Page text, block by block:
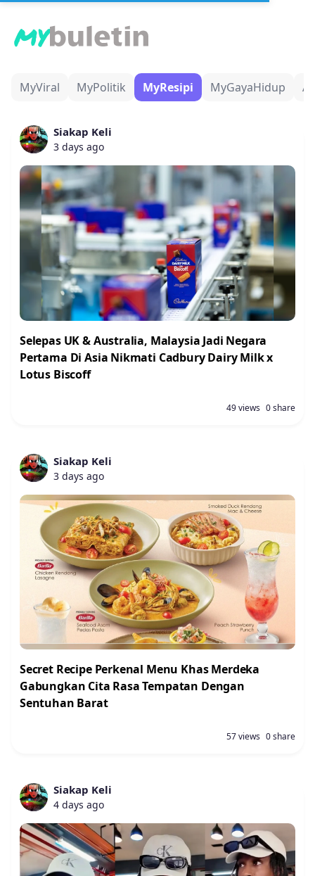
MyViral MyPolitik MyResipi MyGayaHidup
Siakap Keli
3 days ago
Selepas UK & Australia, Malaysia Jadi Negara
Pertama Di Asia Nikmati Cadbury Dairy Milk x
Lotus Biscoff
0 share
49 views
Siakap Keli
3 days ago
Secret Recipe Perkenal Menu Khas Merdeka
Gabungkan Cita Rasa Tempatan Dengan
Sentuhan Barat
0 share
57 views
Siakap Keli
4 days ago